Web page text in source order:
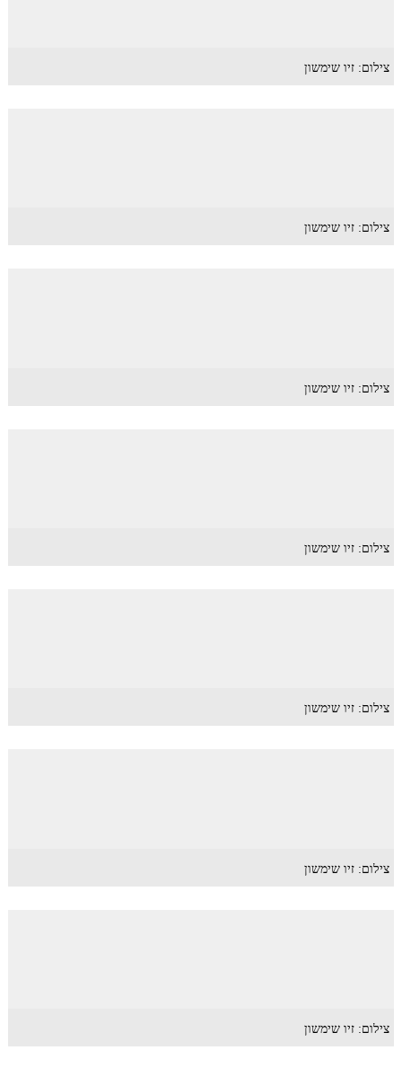
צילום: זיו שימשון
צילום: זיו שימשון
צילום: זיו שימשון
צילום: זיו שימשון
צילום: זיו שימשון
צילום: זיו שימשון
צילום: זיו שימשון